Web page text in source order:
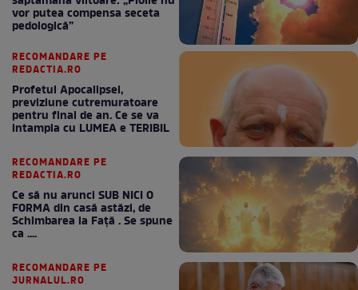
vor putea compensa seceta
pedologică”
RECOMANDARE PE
REDACTIA.RO
Profetul Apocalipsei,
previziune cutremuratoare
pentru final de an. Ce se va
intampla cu LUMEA e TERIBIL
RECOMANDARE PE
REDACTIA.RO
Ce să nu arunci SUB NICI O
FORMA din casă astăzi, de
Schimbarea la Față . Se spune
ca ....
RECOMANDARE PE
JURNALUL.RO